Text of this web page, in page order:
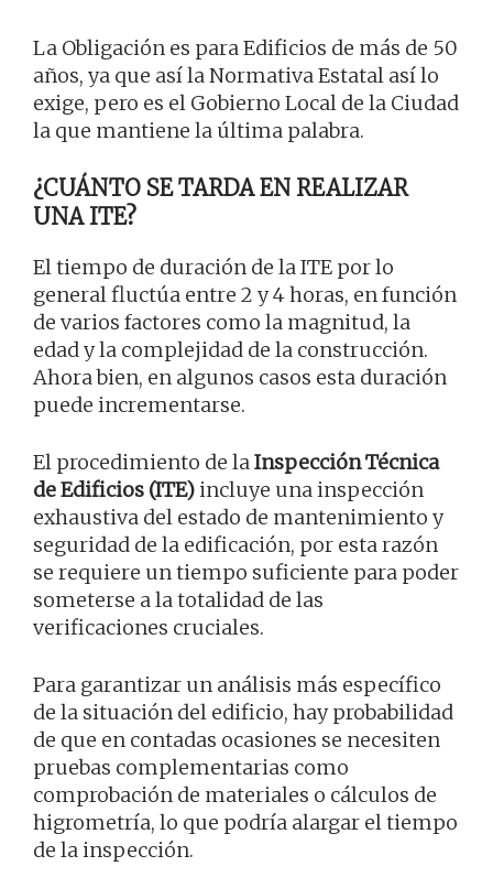
La Obligación es para Edificios de más de 50
años, ya que así la Normativa Estatal así lo
exige, pero es el Gobierno Local de la Ciudad
la que mantiene la última palabra.
¿CUÁNTO SE TARDA EN REALIZAR
UNA ITE?
El tiempo de duración de la ITE por lo
general fluctúa entre 2 y 4 horas, en función
de varios factores como la magnitud, la
edad y la complejidad de la construcción.
Ahora bien, en algunos casos esta duración
puede incrementarse.
El procedimiento de laInspección Técnica
de Edificios (ITE)incluye una inspección
exhaustiva del estado de mantenimiento y
seguridad de la edificación, por esta razón
se requiere un tiempo suficiente para poder
someterse a la totalidad de las
verificaciones cruciales.
Para garantizar un análisis más específico
de la situación del edificio, hay probabilidad
de que en contadas ocasiones se necesiten
pruebas complementarias como
comprobación de materiales o cálculos de
higrometría, lo que podría alargar el tiempo
de la inspección.